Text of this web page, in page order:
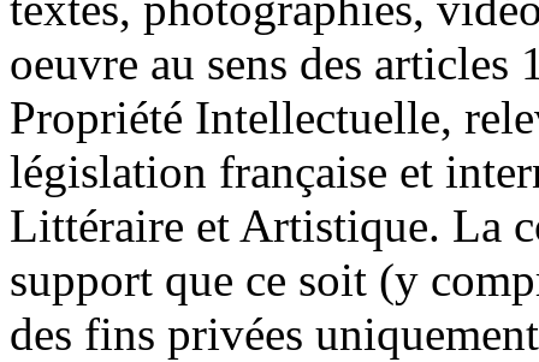
oeuvre au sens des
Propriété Intellectuelle,
législation française et
Littéraire et Artistique. La
support que ce soit (y
des fins privées